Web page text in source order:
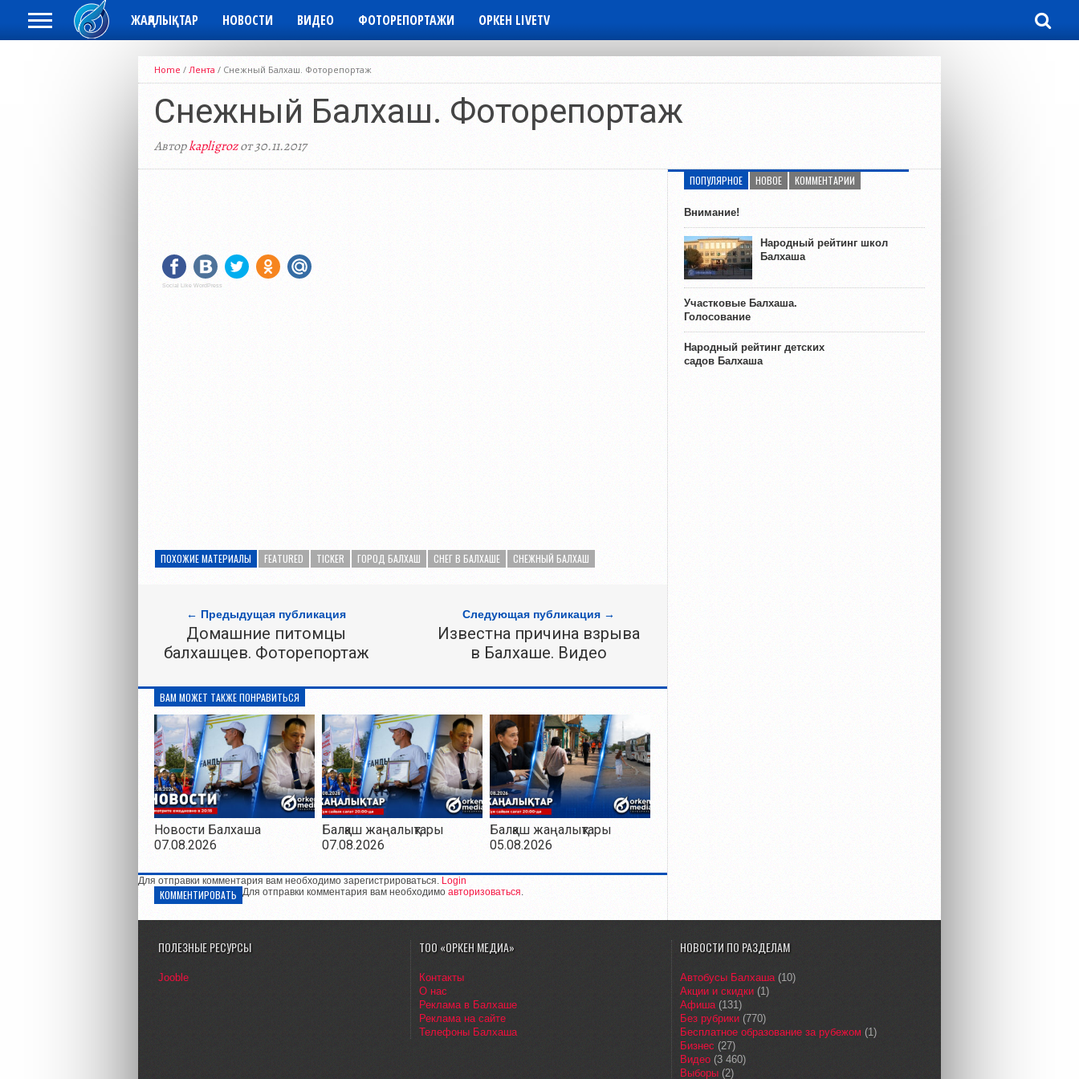
ЖАҢАЛЫҚТАР НОВОСТИ ВИДЕО ФОТОРЕПОРТАЖИ ОРКЕН LIVETV
Home / Лента / Снежный Балхаш. Фоторепортаж
Снежный Балхаш. Фоторепортаж
Авторkapligrozот 30.11.2017
Social Like WordPress
ПОХОЖИЕ МАТЕРИАЛЫ FEATURED TICKER ГОРОД БАЛХАШ СНЕГ В БАЛХАШЕ СНЕЖНЫЙ БАЛХАШ
← Предыдущая публикация
Домашние питомцы
балхашцев. Фоторепортаж
Следующая публикация →
Известна причина взрыва
в Балхаше. Видео
ВАМ МОЖЕТ ТАКЖЕ ПОНРАВИТЬСЯ
Новости Балхаша
07.08.2026
Балқаш жаңалықтары
07.08.2026
Балқаш жаңалықтары
05.08.2026
Для отправки комментария вам необходимо зарегистрироваться. Login
КОММЕНТИРОВАТЬ Для отправки комментария вам необходимо авторизоваться.
ПОПУЛЯРНОЕ НОВОЕ КОММЕНТАРИИ
Внимание!
Народный рейтинг школ
Балхаша
Участковые Балхаша.
Голосование
Народный рейтинг детских
садов Балхаша
ПОЛЕЗНЫЕ РЕСУРСЫ
Jooble
ТОО «ОРКЕН МЕДИА»
Контакты
О нас
Реклама в Балхаше
Реклама на сайте
Телефоны Балхаша
НОВОСТИ ПО РАЗДЕЛАМ
Автобусы Балхаша(10)
Акции и скидки (1)
Афиша(131)
Без рубрики (770)
Бесплатное образование за рубежом (1)
Бизнес (27)
Видео (3 460)
Выборы (2)